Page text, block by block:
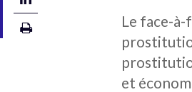
Le face-à-
et